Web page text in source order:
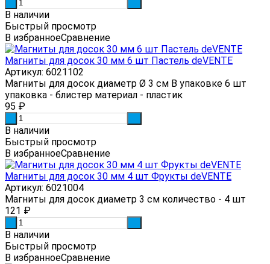
В наличии
Быстрый просмотр
В избранноеСравнение
Магниты для досок 30 мм 6 шт Пастель deVENTE
Артикул: 6021102
Магниты для досок диаметр Ø 3 см В упаковке 6 шт
упаковка - блистер материал - пластик
95 ₽
В наличии
Быстрый просмотр
В избранноеСравнение
Магниты для досок 30 мм 4 шт Фрукты deVENTE
Артикул: 6021004
Магниты для досок диаметр 3 см количество - 4 шт
121 ₽
В наличии
Быстрый просмотр
В избранноеСравнение